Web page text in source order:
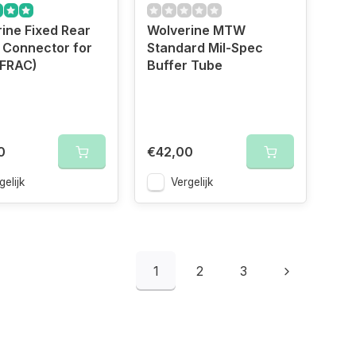
Fixed Rear
for
Wolverine MTW
Standard Mil-Spec
Buffer Tube
€42,00
Vergelijk
1 2 3